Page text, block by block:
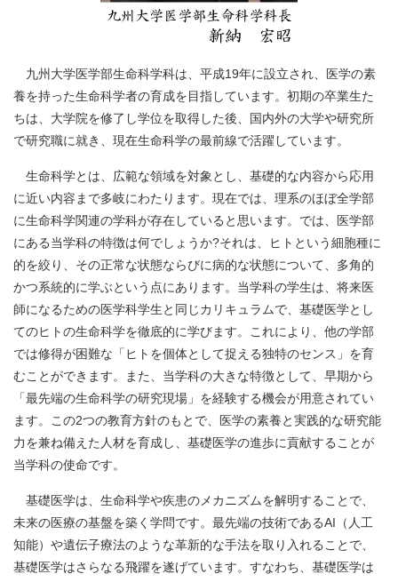
九州大学医学部生命科学科は、平成19年に設立され、医学の素
養を持った生命科学者の育成を目指しています。初期の卒業生た
ちは、大学院を修了し学位を取得した後、国内外の大学や研究所
で研究職に就き、現在生命科学の最前線で活躍しています。
生命科学とは、広範な領域を対象とし、基礎的な内容から応用
に近い内容まで多岐にわたります。現在では、理系のほぼ全学部
に生命科学関連の学科が存在していると思います。では、医学部
にある当学科の特徴は何でしょうか?それは、ヒトという細胞種に
的を絞り、その正常な状態ならびに病的な状態について、多角的
かつ系統的に学ぶという点にあります。当学科の学生は、将来医
師になるための医学科学生と同じカリキュラムで、基礎医学とし
てのヒトの生命科学を徹底的に学びます。これにより、他の学部
では修得が困難な「ヒトを個体として捉える独特のセンス」を育
むことができます。また、当学科の大きな特徴として、早期から
「最先端の生命科学の研究現場」を経験する機会が用意されてい
ます。この2つの教育方針のもとで、医学の素養と実践的な研究能
力を兼ね備えた人材を育成し、基礎医学の進歩に貢献することが
当学科の使命です。
基礎医学は、生命科学や疾患のメカニズムを解明することで、
未来の医療の基盤を築く学問です。最先端の技術であるAI（人工
知能）や遺伝子療法のような革新的な手法を取り入れることで、
基礎医学はさらなる飛躍を遂げています。すなわち、基礎医学は